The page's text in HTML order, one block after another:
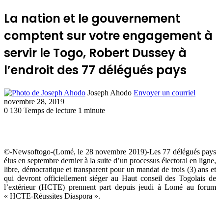
La nation et le gouvernement
comptent sur votre engagement à
servir le Togo, Robert Dussey à
l’endroit des 77 délégués pays
Joseph Ahodo Envoyer un courriel
novembre 28, 2019
0 130 Temps de lecture 1 minute
©-Newsoftogo-(Lomé, le 28 novembre 2019)-Les 77 délégués pays
élus en septembre dernier à la suite d’un processus électoral en ligne,
libre, démocratique et transparent pour un mandat de trois (3) ans et
qui devront officiellement siéger au Haut conseil des Togolais de
l’extérieur (HCTE) prennent part depuis jeudi à Lomé au forum
« HCTE-Réussites Diaspora ».